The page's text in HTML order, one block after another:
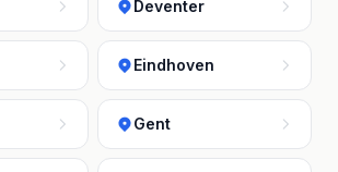
Deventer
Eindhoven
Gent